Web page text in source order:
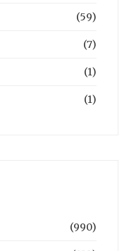
(59)
(7)
(1)
(1)
(990)